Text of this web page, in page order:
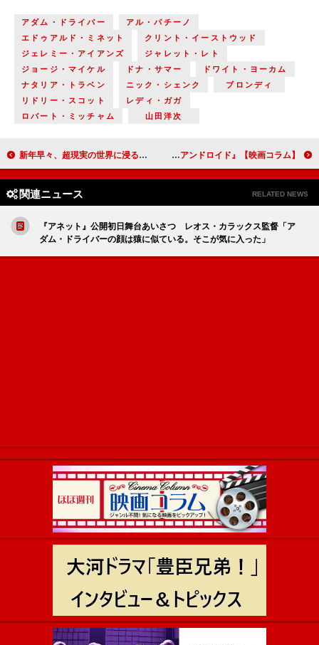
アダム・ドライバー
アル・パチーノ
エドゥアルド・ミネット
クリント・イーストウッド
ジェレミー・アイアンズ
ジャレット・レト
ジョージ・マイケル
ドナ・サマー
ドワイト・ヨーカム
ナタリア・トラベン
ニック・シェンク
ブロンディ
リドリー・スコット
レディ・ガガ
ロバート・ミッチャム
山田洋次
新年早々、超現実の世界に浸る『スパイダーマン：ノー・ウェイ・ホーム』「ジョン・カーペンターレトロスペクティブ2022」【映画コラム】 女性監督による２本の佳作『Coda コーダ あいのうた』『アイム・ユア・マン 恋人はアンドロイド』【映画コラム】
関連ニュース RELATED NEWS
『アネット』公開初日舞台あいさつ レオス・カラックス監督「ア
ダム・ドライバーの顔は猿に似ている。そこが気に入った」